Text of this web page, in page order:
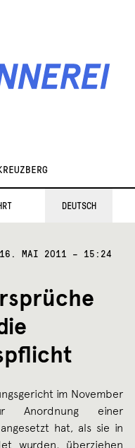
DEUTSCH
16. MAI 2011 – 15:24
im November
Anordnung einer
hat, als sie in
wurden, überziehen